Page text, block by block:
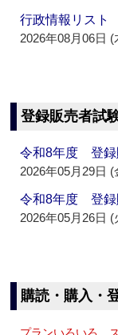
行政情報リス
2026年08月06日 (
登録販売者試
令和8年度 登
2026年05月29日 (
令和8年度 登
2026年05月26日 (
購読・購入・